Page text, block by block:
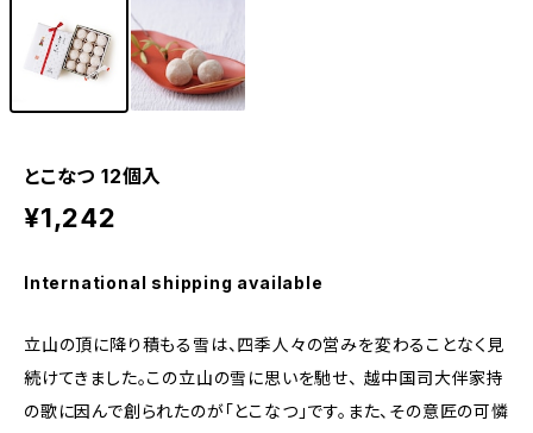
とこなつ 12個入
¥1,242
International shipping available
立山の頂に降り積もる雪は、四季人々の営みを変わることなく見
続けてきました。この立山の雪に思いを馳せ、 越中国司大伴家持
の歌に因んで創られたのが「とこなつ」です。また、その意匠の可憐